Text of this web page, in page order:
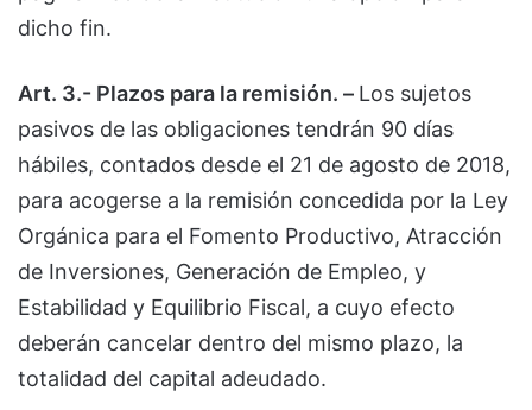
dicho fin.
Art. 3.- Plazos para la remisión. – Los sujetos
pasivos de las obligaciones tendrán 90 días
hábiles, contados desde el 21 de agosto de 2018,
para acogerse a la remisión concedida por la Ley
Orgánica para el Fomento Productivo, Atracción
de Inversiones, Generación de Empleo, y
Estabilidad y Equilibrio Fiscal, a cuyo efecto
deberán cancelar dentro del mismo plazo, la
totalidad del capital adeudado.